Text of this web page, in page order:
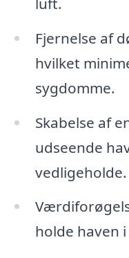
Fjernelse af
hvilket
sygdomme.
Skabelse af
udseende
vedligeholde.
holde haven